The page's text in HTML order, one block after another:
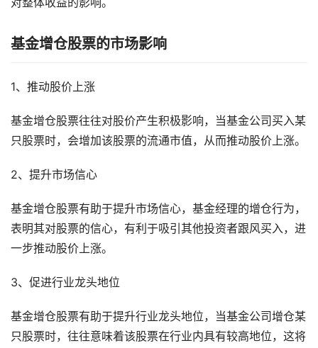
基金增仓股票的市场影响
1、推动股价上涨
基金增仓股票往往对股价产生积极影响，当基金公司买入某
只股票时，会增加该股票的流通市值，从而推动股价上涨。
2、提升市场信心
基金增仓股票有助于提升市场信心，基金经理的增仓行为，
表明其对股票的信心，有利于吸引其他投资者跟风买入，进
一步推动股价上涨。
3、促进行业龙头地位
基金增仓股票有助于提升行业龙头地位，当基金公司增仓某
只股票时，往往意味着该股票在行业内具有较高地位，这将